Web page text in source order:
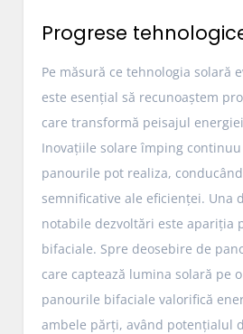
Progrese
Pe măsură ce tehnologia solară
este esențial să recunoaștem
care transformă peisajul
Inovațiile solare împing
panourile pot realiza,
semnificative ale eficienței. Una
notabile dezvoltări este apariția
bifaciale. Spre deosebire de
care captează lumina solară pe
panourile bifaciale valorifică
ambele părți, având potențialul